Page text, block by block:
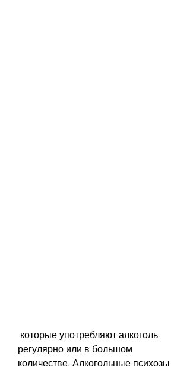
регулярно или в большом
количестве. Алкогольные психозы